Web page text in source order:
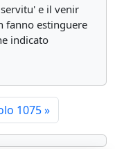
e il venir
fanno estinguere
indicato
1075»